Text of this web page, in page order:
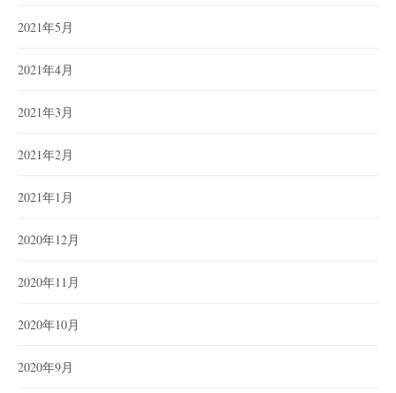
2021年5月
2021年4月
2021年3月
2021年2月
2021年1月
2020年12月
2020年11月
2020年10月
2020年9月